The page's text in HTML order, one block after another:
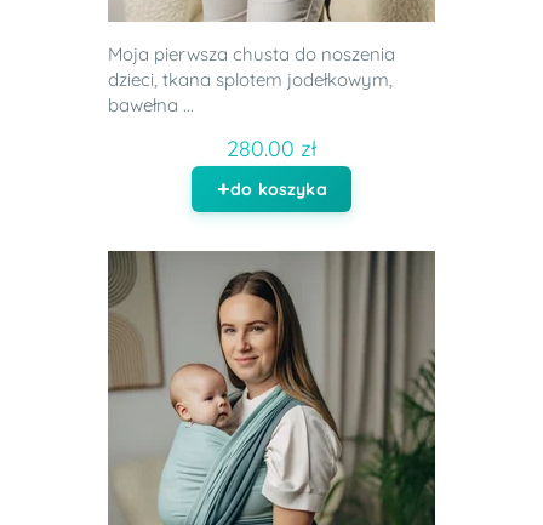
Moja pierwsza chusta do noszenia
dzieci, tkana splotem jodełkowym,
bawełna ...
280.00 zł
do koszyka